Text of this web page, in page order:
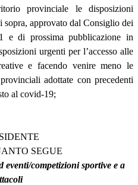
provinciale le disposizioni
sopra, approvato dal Consiglio dei
e di prossima pubblicazione in
urgenti per l’accesso alle
e facendo venire meno le
adottate con precedenti
al covid-19;
SEGUE
eventi/competizioni sportive e a